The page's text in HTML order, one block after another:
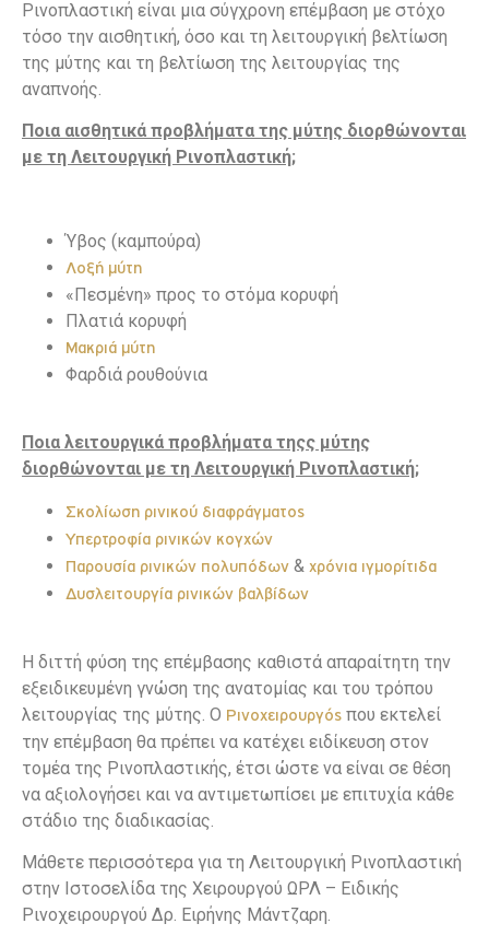
Ρινοπλαστική είναι μια σύγχρονη επέμβαση με στόχο
τόσο την αισθητική, όσο και τη λειτουργική βελτίωση
της μύτης και τη βελτίωση της λειτουργίας της
αναπνοής.
Ποια αισθητικά προβλήματα της μύτης διορθώνονται
με τη Λειτουργική Ρινοπλαστική;
Ύβος (καμπούρα)
Λοξή μύτη
«Πεσμένη» προς το στόμα κορυφή
Πλατιά κορυφή
Μακριά μύτη
Φαρδιά ρουθούνια
Ποια λειτουργικά προβλήματα τηςς μύτης
διορθώνονται με τη Λειτουργική Ρινοπλαστική;
Σκολίωση ρινικού διαφράγματος
Υπερτροφία ρινικών κογχών
Παρουσία ρινικών πολυπόδων & χρόνια ιγμορίτιδα
Δυσλειτουργία ρινικών βαλβίδων
Η διττή φύση της επέμβασης καθιστά απαραίτητη την
εξειδικευμένη γνώση της ανατομίας και του τρόπου
λειτουργίας της μύτης. Ο Ρινοχειρουργός που εκτελεί
την επέμβαση θα πρέπει να κατέχει ειδίκευση στον
τομέα της Ρινοπλαστικής, έτσι ώστε να είναι σε θέση
να αξιολογήσει και να αντιμετωπίσει με επιτυχία κάθε
στάδιο της διαδικασίας.
Μάθετε περισσότερα για τη Λειτουργική Ρινοπλαστική
στην Ιστοσελίδα της Χειρουργού ΩΡΛ – Ειδικής
Ρινοχειρουργού Δρ. Ειρήνης Μάντζαρη.